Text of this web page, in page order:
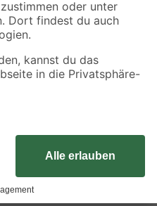
hinaus ist es vielfältig in der
dem Anstrich kannst du den
darüber, wie du deine
nicht in die Hände von
fernhalten.
Behälter nur völlig